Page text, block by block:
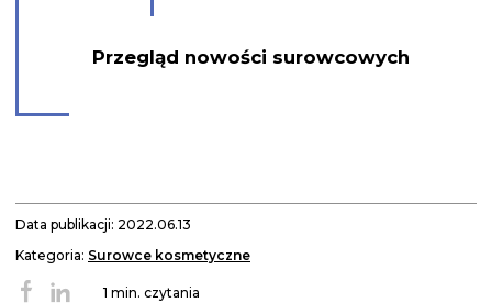
Przegląd nowości surowcowych
Data publikacji: 2022.06.13
Kategoria: Surowce kosmetyczne
1 min. czytania